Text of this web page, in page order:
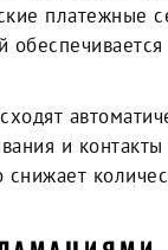
платежные
и